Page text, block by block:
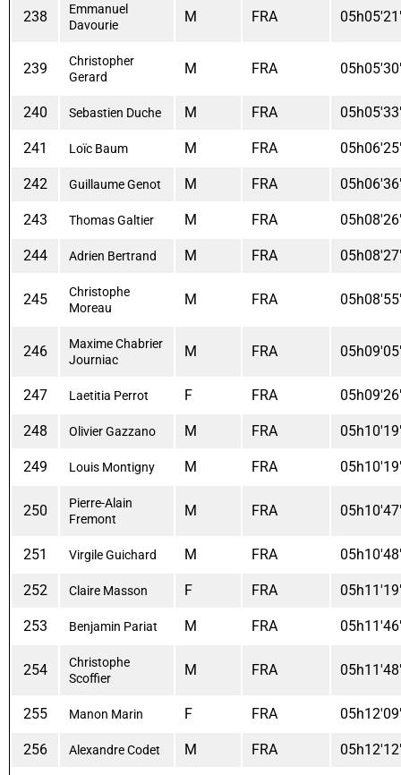
238
Emmanuel
Davourie
M FRA
239
Christopher
Gerard
M FRA
240 Sebastien Duche M FRA
241 Loïc Baum M FRA
242 Guillaume Genot M FRA
243 Thomas Galtier M FRA
244 Adrien Bertrand M FRA
245
Christophe
Moreau
M FRA
246
Maxime Chabrier
Journiac
M FRA
247 Laetitia Perrot F FRA
248 Olivier Gazzano M FRA
249 Louis Montigny M FRA
250
Pierre-Alain
Fremont
M FRA
251 Virgile Guichard M FRA
252 Claire Masson F FRA
253 Benjamin Pariat M FRA
254
Christophe
Scoffier
M FRA
255 Manon Marin F FRA
256 Alexandre Codet M FRA